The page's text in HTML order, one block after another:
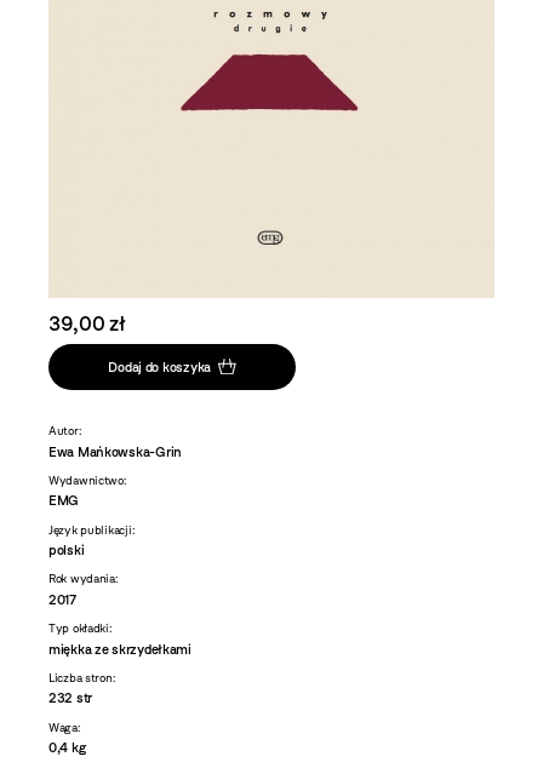
39,00 zł
Dodaj do koszyka
Autor:
Ewa Mańkowska-Grin
Wydawnictwo:
EMG
Język publikacji:
polski
Rok wydania:
2017
Typ okładki:
miękka ze skrzydełkami
Liczba stron:
232 str
Waga:
0,4 kg